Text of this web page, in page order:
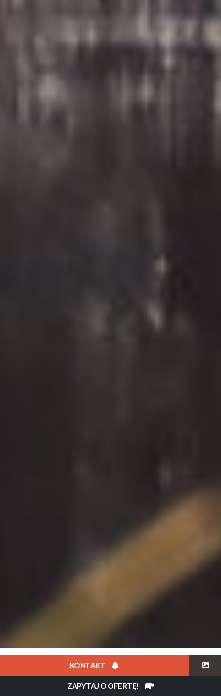
TERMINY PLAN PODRÓŻY CENA
KONTAKT
ZAPYTAJ O OFERTĘ!